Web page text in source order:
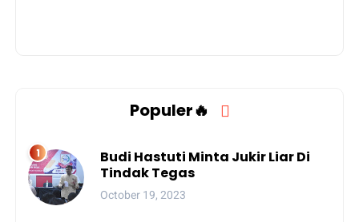
Populer🔥
Budi Hastuti Minta Jukir Liar Di
Tindak Tegas
October 19, 2023